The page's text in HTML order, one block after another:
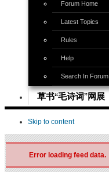
Forum Home
Latest Topics
Rules
Help
Search In Forum
草书“毛诗词”网展
Skip to content
Error loading feed data.